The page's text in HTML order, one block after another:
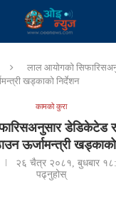
लाल आयोगको
खड्काको निर्देशन
कामको कुरा
डेडिकेटेड
ऊर्जामन्त्री
२६ चैत्र २०८१, बुधबार
पढ्नुहोस्